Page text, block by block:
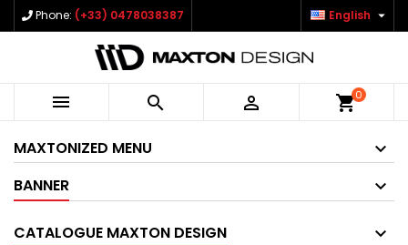
Phone: (+33) 0478038387 English 
   shopping_cart0
MAXTONIZED MENU
BANNER
CATALOGUE MAXTON DESIGN